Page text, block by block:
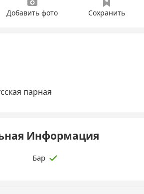
Добавить фото Сохранить
парная
Информация
Бар